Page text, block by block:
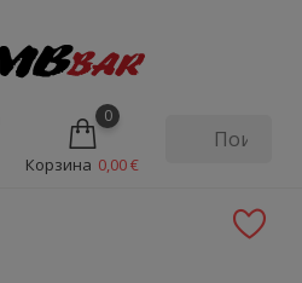
0
Корзина 0,00 €